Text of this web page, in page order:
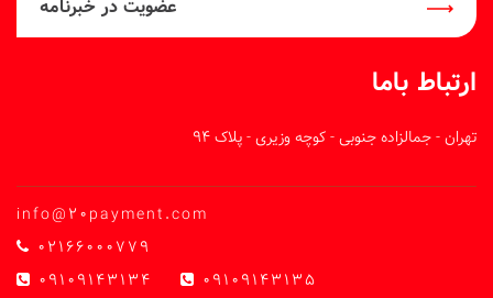
عضویت در خبرنامه
ارتباط باما
تهران - جمالزاده جنوبی - کوچه وزیری - پلاک 94
info@20payment.com
02166000779
09109143134
09109143135